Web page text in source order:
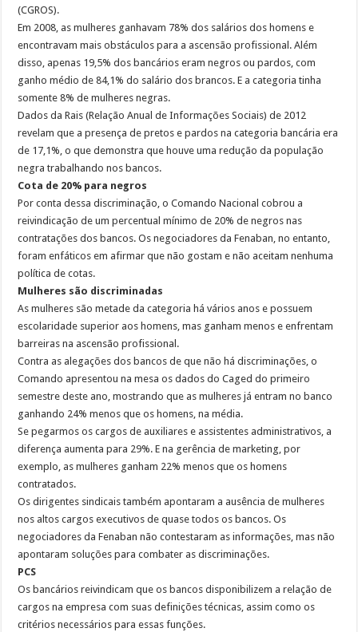
(CGROS).
Em 2008, as mulheres ganhavam 78% dos salários dos homens e
encontravam mais obstáculos para a ascensão profissional. Além
disso, apenas 19,5% dos bancários eram negros ou pardos, com
ganho médio de 84,1% do salário dos brancos. E a categoria tinha
somente 8% de mulheres negras.
Dados da Rais (Relação Anual de Informações Sociais) de 2012
revelam que a presença de pretos e pardos na categoria bancária era
de 17,1%, o que demonstra que houve uma redução da população
negra trabalhando nos bancos.
Cota de 20% para negros
Por conta dessa discriminação, o Comando Nacional cobrou a
reivindicação de um percentual mínimo de 20% de negros nas
contratações dos bancos. Os negociadores da Fenaban, no entanto,
foram enfáticos em afirmar que não gostam e não aceitam nenhuma
política de cotas.
Mulheres são discriminadas
As mulheres são metade da categoria há vários anos e possuem
escolaridade superior aos homens, mas ganham menos e enfrentam
barreiras na ascensão profissional.
Contra as alegações dos bancos de que não há discriminações, o
Comando apresentou na mesa os dados do Caged do primeiro
semestre deste ano, mostrando que as mulheres já entram no banco
ganhando 24% menos que os homens, na média.
Se pegarmos os cargos de auxiliares e assistentes administrativos, a
diferença aumenta para 29%. E na gerência de marketing, por
exemplo, as mulheres ganham 22% menos que os homens
contratados.
Os dirigentes sindicais também apontaram a ausência de mulheres
nos altos cargos executivos de quase todos os bancos. Os
negociadores da Fenaban não contestaram as informações, mas não
apontaram soluções para combater as discriminações.
PCS
Os bancários reivindicam que os bancos disponibilizem a relação de
cargos na empresa com suas definições técnicas, assim como os
critérios necessários para essas funções.